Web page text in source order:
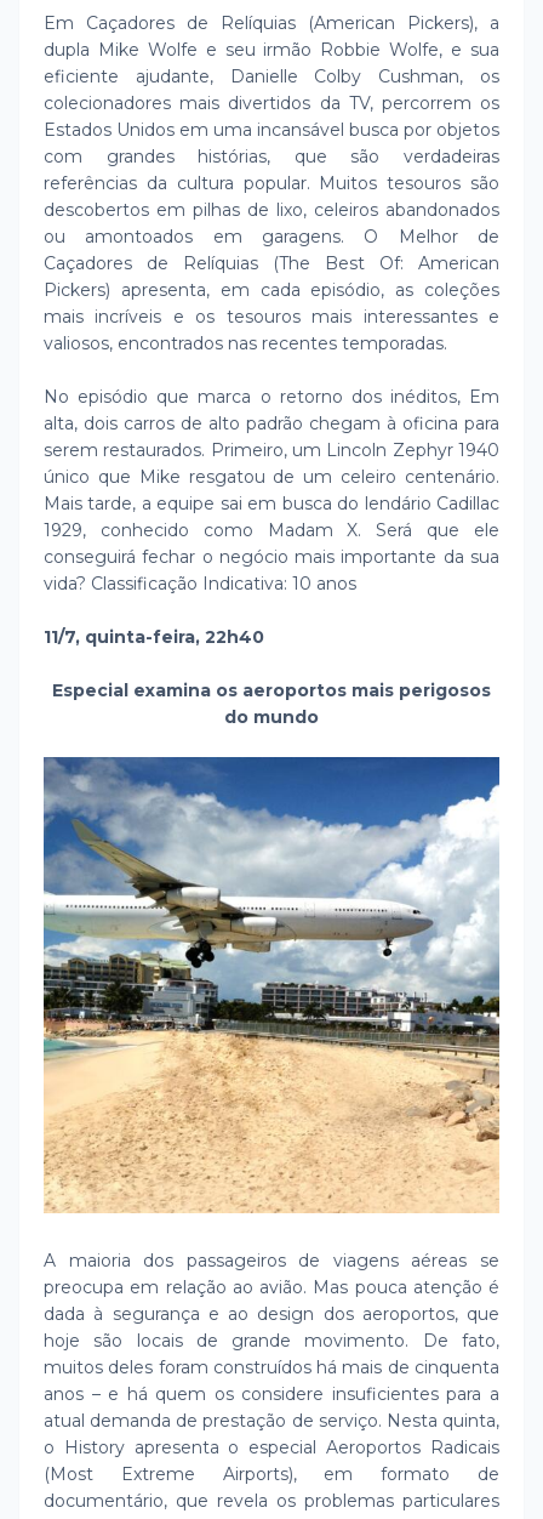
Em Caçadores de Relíquias (American Pickers), a
dupla Mike Wolfe e seu irmão Robbie Wolfe, e sua
eficiente ajudante, Danielle Colby Cushman, os
colecionadores mais divertidos da TV, percorrem os
Estados Unidos em uma incansável busca por objetos
com grandes histórias, que são verdadeiras
referências da cultura popular. Muitos tesouros são
descobertos em pilhas de lixo, celeiros abandonados
ou amontoados em garagens. O Melhor de
Caçadores de Relíquias (The Best Of: American
Pickers) apresenta, em cada episódio, as coleções
mais incríveis e os tesouros mais interessantes e
valiosos, encontrados nas recentes temporadas.
No episódio que marca o retorno dos inéditos, Em
alta, dois carros de alto padrão chegam à oficina para
serem restaurados. Primeiro, um Lincoln Zephyr 1940
único que Mike resgatou de um celeiro centenário.
Mais tarde, a equipe sai em busca do lendário Cadillac
1929, conhecido como Madam X. Será que ele
conseguirá fechar o negócio mais importante da sua
vida? Classificação Indicativa: 10 anos
11/7, quinta-feira, 22h40
Especial examina os aeroportos mais perigosos
do mundo
A maioria dos passageiros de viagens aéreas se
preocupa em relação ao avião. Mas pouca atenção é
dada à segurança e ao design dos aeroportos, que
hoje são locais de grande movimento. De fato,
muitos deles foram construídos há mais de cinquenta
anos – e há quem os considere insuficientes para a
atual demanda de prestação de serviço. Nesta quinta,
o History apresenta o especial Aeroportos Radicais
(Most Extreme Airports), em formato de
documentário, que revela os problemas particulares